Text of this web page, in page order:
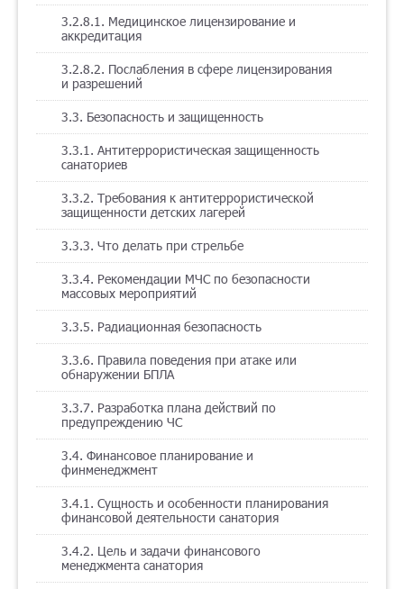
3.2.8.1. Медицинское лицензирование и
аккредитация
3.2.8.2. Послабления в сфере лицензирования
и разрешений
3.3. Безопасность и защищенность
3.3.1. Антитеррористическая защищенность
санаториев
3.3.2. Требования к антитеррористической
защищенности детских лагерей
3.3.3. Что делать при стрельбе
3.3.4. Рекомендации МЧС по безопасности
массовых мероприятий
3.3.5. Радиационная безопасность
3.3.6. Правила поведения при атаке или
обнаружении БПЛА
3.3.7. Разработка плана действий по
предупреждению ЧС
3.4. Финансовое планирование и
финменеджмент
3.4.1. Сущность и особенности планирования
финансовой деятельности санатория
3.4.2. Цель и задачи финансового
менеджмента санатория